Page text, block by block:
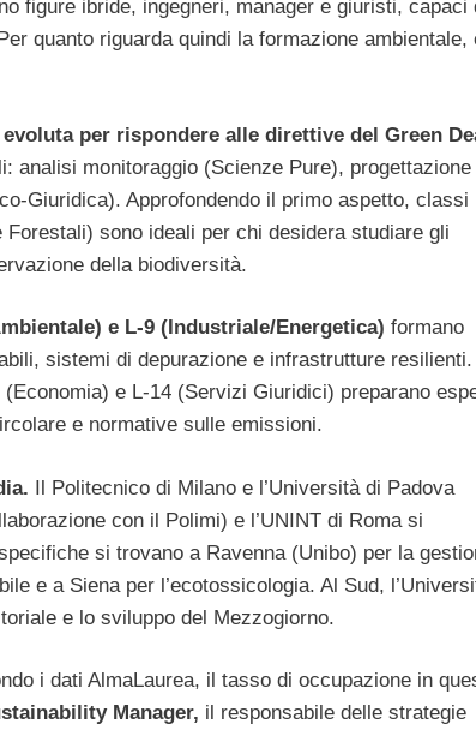
figure ibride, ingegneri, manager e giuristi, capaci
Per quanto riguarda quindi la formazione ambientale,
per rispondere alle direttive del Green
analisi monitoraggio (Scienze Pure), progettazione
Giuridica). Approfondendo il primo aspetto, classi
sono ideali per chi desidera studiare gli
della biodiversità.
e L-9 (Industriale/Energetica) formano
sistemi di depurazione e infrastrutture resilienti.
e L-14 (Servizi Giuridici) preparano
e normative sulle emissioni.
Il Politecnico di Milano e l’Università di Padova
con il Polimi) e l’UNINT di Roma si
si trovano a Ravenna (Unibo) per la
e a Siena per l’ecotossicologia. Al Sud,
e lo sviluppo del Mezzogiorno.
i dati AlmaLaurea, il tasso di occupazione in
Manager, il responsabile delle strategie